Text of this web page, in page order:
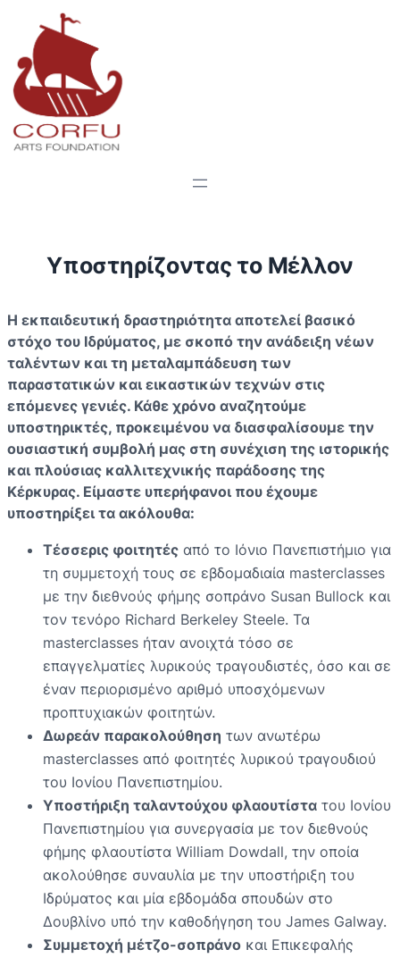
Υποστηρίζοντας το Μέλλον
Η εκπαιδευτική δραστηριότητα αποτελεί βασικό
στόχο του Ιδρύματος, με σκοπό την ανάδειξη νέων
ταλέντων και τη μεταλαμπάδευση των
παραστατικών και εικαστικών τεχνών στις
επόμενες γενιές. Κάθε χρόνο αναζητούμε
υποστηρικτές, προκειμένου να διασφαλίσουμε την
ουσιαστική συμβολή μας στη συνέχιση της ιστορικής
και πλούσιας καλλιτεχνικής παράδοσης της
Κέρκυρας. Είμαστε υπερήφανοι που έχουμε
υποστηρίξει τα ακόλουθα:
Τέσσερις φοιτητές από το Ιόνιο Πανεπιστήμιο για
τη συμμετοχή τους σε εβδομαδιαία masterclasses
με την διεθνούς φήμης σοπράνο Susan Bullock και
τον τενόρο Richard Berkeley Steele. Τα
masterclasses ήταν ανοιχτά τόσο σε
επαγγελματίες λυρικούς τραγουδιστές, όσο και σε
έναν περιορισμένο αριθμό υποσχόμενων
προπτυχιακών φοιτητών.
Δωρεάν παρακολούθηση των ανωτέρω
masterclasses από φοιτητές λυρικού τραγουδιού
του Ιονίου Πανεπιστημίου.
Υποστήριξη ταλαντούχου φλαουτίστα του Ιονίου
Πανεπιστημίου για συνεργασία με τον διεθνούς
φήμης φλαουτίστα William Dowdall, την οποία
ακολούθησε συναυλία με την υποστήριξη του
Ιδρύματος και μία εβδομάδα σπουδών στο
Δουβλίνο υπό την καθοδήγηση του James Galway.
Συμμετοχή μέτζο-σοπράνο και Επικεφαλής